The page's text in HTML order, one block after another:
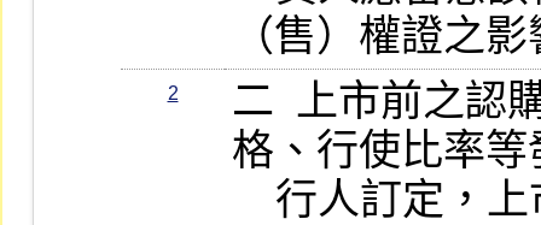
（售）權證之
2
二  上市前之認
格、行使比率